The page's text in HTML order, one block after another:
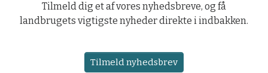
Tilmeld dig et af vores nyhedsbreve, og få
landbrugets vigtigste nyheder direkte i indbakken.
Tilmeld nyhedsbrev